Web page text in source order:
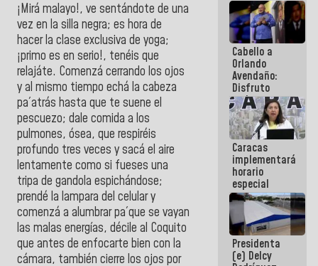
¡Mirá malayo!, ve sentándote de una
vez en la silla negra; es hora de
hacer la clase exclusiva de yoga;
¡primo es en serio!, tenéis que
relajáte. Comenzá cerrando los ojos
y al mismo tiempo echá la cabeza
pa´atrás hasta que te suene el
pescuezo; dale comida a los
pulmones, ósea, que respiréis
profundo tres veces y sacá el aire
lentamente como si fueses una
tripa de gandola espichándose;
prendé la lampara del celular y
comenzá a alumbrar pa´que se vayan
las malas energías, décile al Coquito
que antes de enfocarte bien con la
cámara, también cierre los ojos por
Cabello a
Orlando
Avendaño:
Disfruto
cada vez
que escribes
porque lo
que haces
es
embarrarla
Caracas
implementará
horario
especial
para
adaptarse
al plan de
ahorro
energético
Presidenta
(e) Delcy